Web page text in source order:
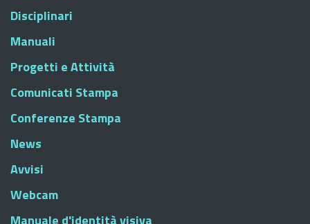
Disciplinari
Manuali
Progetti e Attività
Comunicati Stampa
Conferenze Stampa
News
Avvisi
Webcam
Manuale d'identità visiva